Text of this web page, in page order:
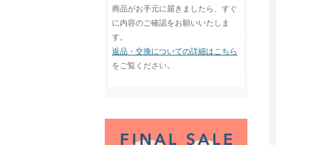
商品がお手元に届きましたら、すぐ
に内容のご確認をお願いいたしま
す。
返品・交換についての詳細はこちら
をご覧ください。